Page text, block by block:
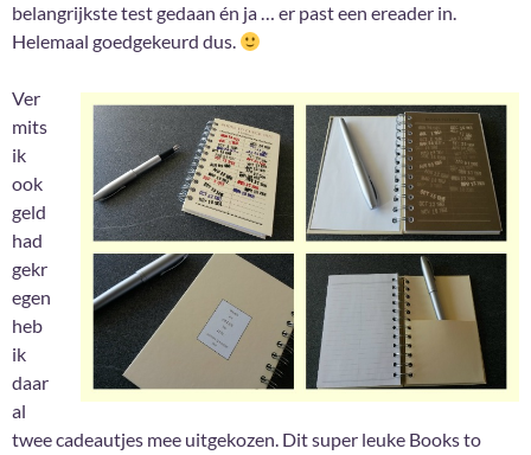
belangrijkste test gedaan én ja … er past een ereader in.
Helemaal goedgekeurd dus.
Ver
mits
ik
ook
geld
had
gekr
egen
heb
ik
daar
al
twee cadeautjes mee uitgekozen. Dit super leuke Books to